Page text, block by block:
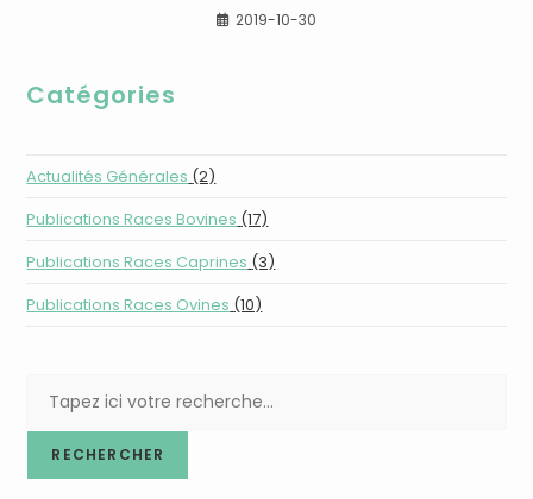
2019-10-30
Catégories
Actualités Générales (2)
Publications Races Bovines (17)
Publications Races Caprines (3)
Publications Races Ovines (10)
RECHERCHER